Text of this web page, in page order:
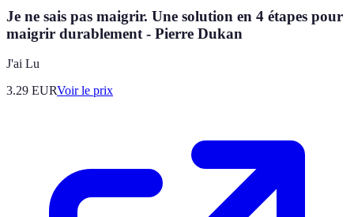
Je ne sais pas maigrir. Une solution en 4 étapes pour
maigrir durablement - Pierre Dukan
J'ai Lu
3.29 EURVoir le prix